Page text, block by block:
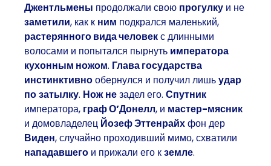
Джентльмены продолжали свою прогулку и не
заметили, как к ним подкрался маленький,
растерянного видачеловекс длинными
волосами и попытался пырнуть императора
кухонным ножом. Глава государства
инстинктивнообернулся и получил лишьудар
позатылку. Нож незадел его. Спутник
императора, граф О’Донелл, и мастер-мясник
и домовладелец Йозеф Эттенрайхфон дер
Виден, случайно проходивший мимо, схватили
нападавшего и прижали его кземле.